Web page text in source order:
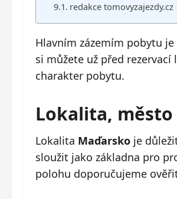
redakce tomovyzajezdy.cz
Hlavním zázemím pobytu je
si můžete už před
charakter pobytu.
Lokalita,
Lokalita Maďarsko je
sloužit jako základna pro
polohu doporučujeme